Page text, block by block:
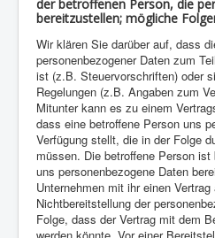
der betroffenen Person, die
bereitzustellen; mögliche
Wir klären Sie darüber auf, dass
personenbezogener Daten zum
ist (z.B. Steuervorschriften) oder
Regelungen (z.B. Angaben zum
Mitunter kann es zu einem
dass eine betroffene Person uns
Verfügung stellt, die in der Folge
müssen. Die betroffene Person
uns personenbezogene Daten
Unternehmen mit ihr einen
Nichtbereitstellung der
Folge, dass der Vertrag mit dem